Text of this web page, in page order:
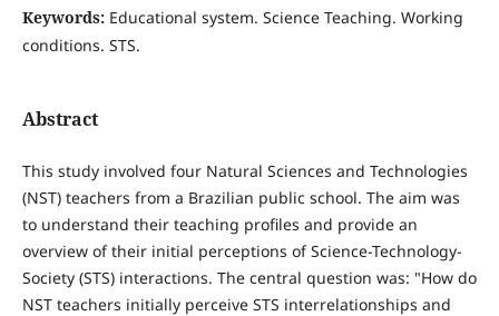
Keywords: Educational system. Science Teaching. Working
conditions. STS.
Abstract
This study involved four Natural Sciences and Technologies
(NST) teachers from a Brazilian public school. The aim was
to understand their teaching profiles and provide an
overview of their initial perceptions of Science-Technology-
Society (STS) interactions. The central question was: "How do
NST teachers initially perceive STS interrelationships and